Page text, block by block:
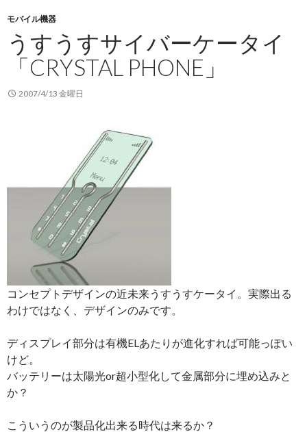
モバイル機器
うすうすサイバーケータイ
「CRYSTAL PHONE」
2007/4/13 金曜日
コンセプトデザインの近未来うすうすケータイ。実際出る
わけではなく、デザインのみです。
ディスプレイ部分は有機ELあたりが進化すれば可能っぽい
けど。
バッテリーは太陽光or超小型化して金属部分に埋め込みと
か？
こういうのが製品化出来る時代は来るか？